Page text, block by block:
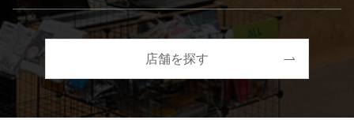
店舗を探す